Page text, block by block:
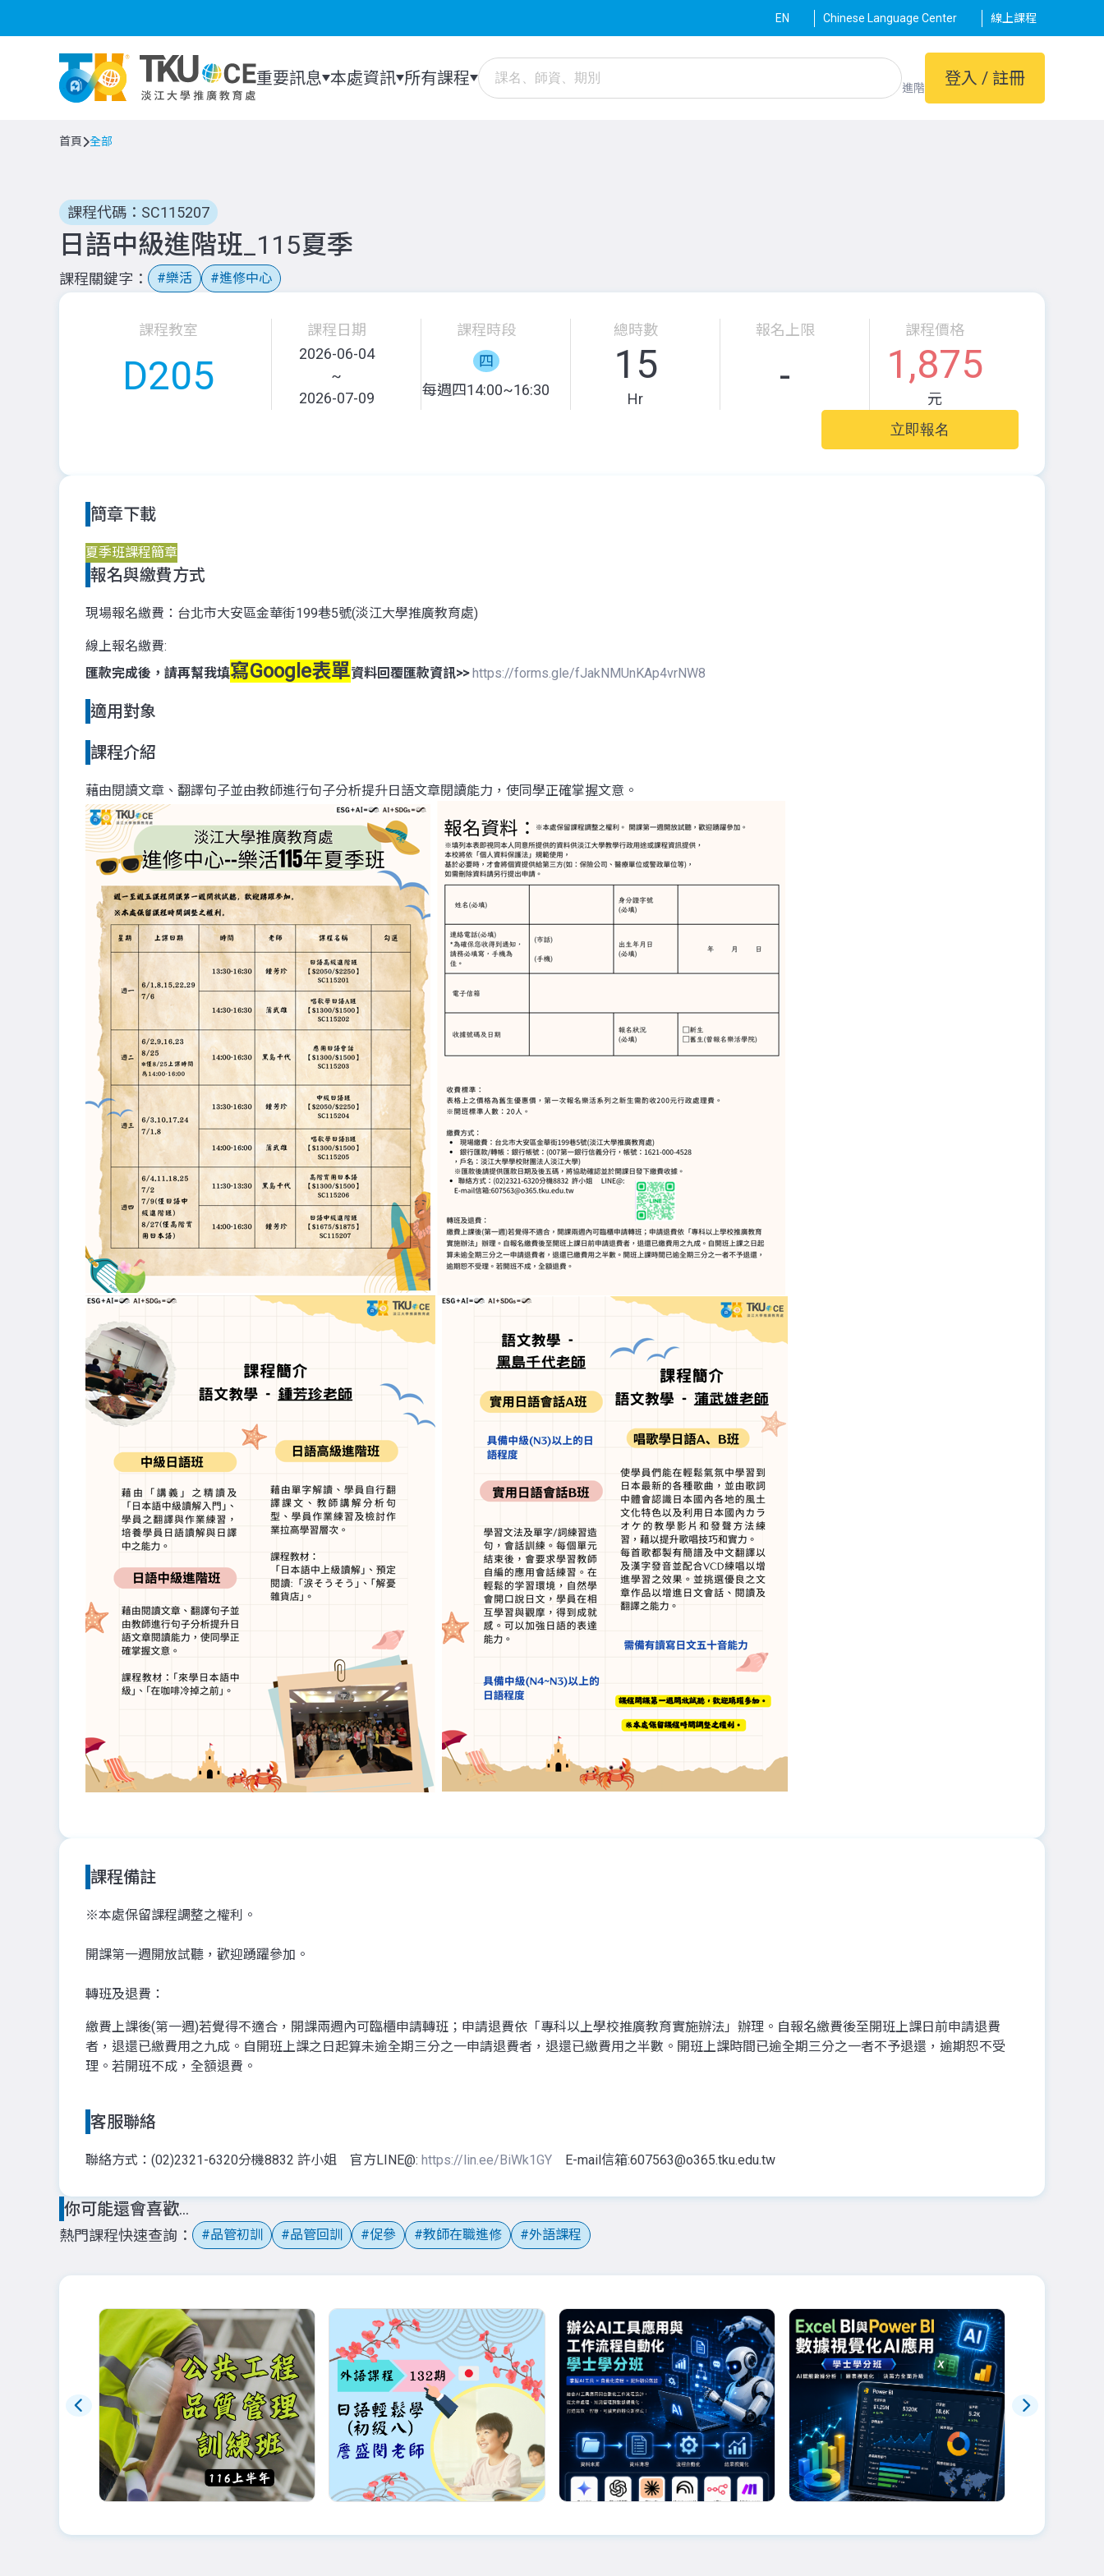
EN Chinese Language Center 線上課程
重要訊息 本處資訊 所有課程 進階 登入 / 註冊
首頁 全部
課程代碼：SC115207
日語中級進階班_115夏季
課程關鍵字 樂活 進修中心
課程教室
D205
課程日期
2026-06-04
~
2026-07-09
課程時段
四
每週四14:00~16:30
總時數
15
Hr
報名上限
-
課程價格
1,875
元
立即報名
簡章下載
夏季班課程簡章
報名與繳費方式
現場報名繳費：台北市大安區金華街199巷5號(淡江大學推廣教育處)
線上報名繳費:
匯款完成後，請再幫我填寫Google表單資料回覆匯款資訊>>https://forms.gle/fJakNMUnKAp4vrNW8
適用對象
課程介紹
藉由閱讀文章、翻譯句子並由教師進行句子分析提升日語文章閱讀能力，使同學正確掌握文意。
課程備註
※本處保留課程調整之權利。
開課第一週開放試聽，歡迎踴躍參加。
轉班及退費：
繳費上課後(第一週)若覺得不適合，開課兩週內可臨櫃申請轉班；申請退費依「專科以上學校推廣教育實施辦法」辦理。自報名繳費後至開班上課日前申請退費
者，退還已繳費用之九成。自開班上課之日起算未逾全期三分之一申請退費者，退還已繳費用之半數。開班上課時間已逾全期三分之一者不予退還，逾期恕不受
理。若開班不成，全額退費。
客服聯絡
聯絡方式：(02)2321-6320分機8832 許小姐 官方LINE@: https://lin.ee/BiWk1GY E-mail信箱:607563@o365.tku.edu.tw
你可能還會喜歡...
熱門課程快速查詢 品管初訓 品管回訓 促參 教師在職進修 外語課程